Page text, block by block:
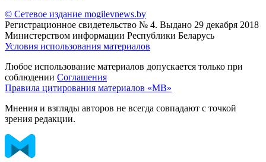
© Сетевое издание mogilevnews.by
Регистрационное свидетельство № 4. Выдано 29 декабря 2018
Министерством информации Республики Беларусь
Условия использования материалов
Любое использование материалов допускается только при
соблюдении Соглашения
Правила цитирования материалов «МВ»
Мнения и взгляды авторов не всегда совпадают с точкой
зрения редакции.